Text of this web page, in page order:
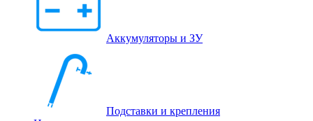
Аккумуляторы и ЗУ
Подставки и крепления